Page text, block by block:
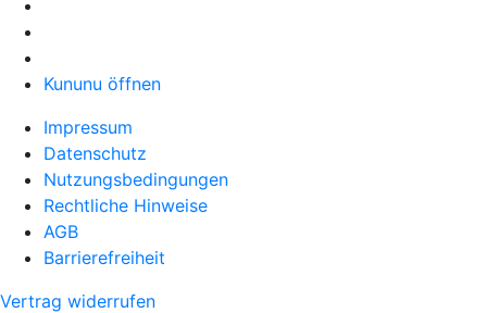
Kununu öffnen
Impressum
Datenschutz
Nutzungsbedingungen
Rechtliche Hinweise
AGB
Barrierefreiheit
Vertrag widerrufen